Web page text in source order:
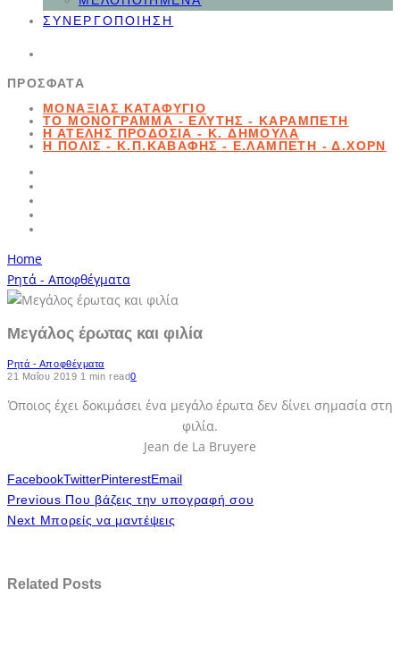
ΣΥΝΕΡΓΟΠΟΊΗΣΗ
ΠΡΌΣΦΑΤΑ
ΜΟΝΑΞΙΆΣ ΚΑΤΑΦΎΓΙΟ
ΤΟ ΜΟΝΌΓΡΑΜΜΑ - ΕΛΎΤΗΣ - ΚΑΡΑΜΠΈΤΗ
Η ΑΤΕΛΉΣ ΠΡΟΔΟΣΊΑ - K. ΔΗΜΟΥΛΆ
Η ΠΌΛΙΣ - Κ.Π.ΚΑΒΆΦΗΣ - Ε.ΛΑΜΠΈΤΗ - Δ.ΧΟΡΝ
Home
Ρητά - Αποφθέγματα
Μεγάλος έρωτας και φιλία
Ρητά - Αποφθέγματα
21 Μαΐου 2019 1 min read0
Όποιος έχει δοκιμάσει ένα μεγάλο έρωτα δεν δίνει σημασία στη
φιλία.
Jean de La Bruyere
FacebookTwitterPinterestEmail
Previous Που βάζεις την υπογραφή σου
Next Μπορείς να μαντέψεις
Related Posts